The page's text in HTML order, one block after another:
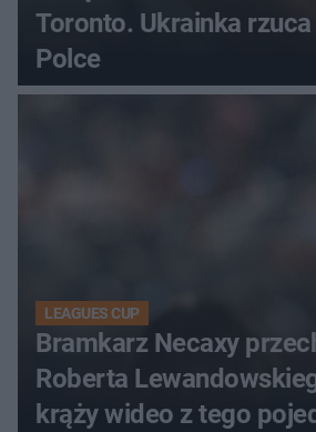
Toronto. Ukrainka
Polce
LEAGUES CUP
Bramkarz Necaxy
Roberta
krąży wideo z tego